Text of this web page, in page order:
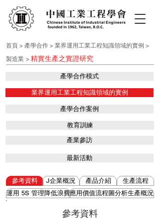
首頁 > 產學合作 > 業界運用工業工程知識領域的實例 >
製造業 > 精實生產之實證研究
產學合作模式
業界運用工業工程知識領域的實例
產學合作案例
最新活動
教育訓練
產業參訪
參考資料 J企業概況 產品介紹 生產流程
參考資料
運用 5S 管理降低浪費應用價值流程圖分析生產概況